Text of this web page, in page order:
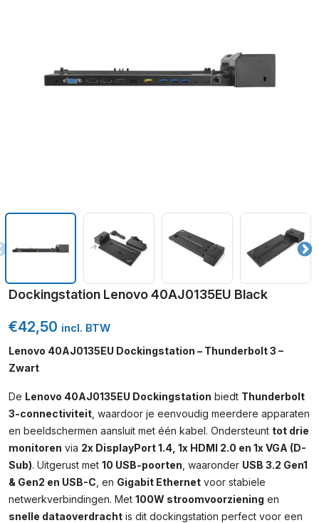
Dockingstation Lenovo 40AJ0135EU Black
€42,50 incl. BTW
Lenovo 40AJ0135EU Dockingstation – Thunderbolt 3 –
Zwart
De Lenovo 40AJ0135EU Dockingstation biedt Thunderbolt
3-connectiviteit , waardoor je eenvoudig meerdere apparaten
en beeldschermen aansluit met één kabel. Ondersteunt tot drie
monitoren via 2x DisplayPort 1.4, 1x HDMI 2.0 en 1x VGA (D-
Sub). Uitgerust met 10 USB-poorten , waaronder USB 3.2 Gen1
& Gen2 en USB-C , en Gigabit Ethernet voor stabiele
netwerkverbindingen. Met 100W stroomvoorziening en
snelle dataoverdracht is dit dockingstation perfect voor een